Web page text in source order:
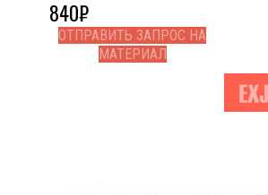
840₽
ОТПРАВИТЬ ЗАПРОС НА
МАТЕРИАЛ